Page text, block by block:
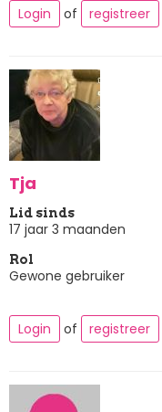
Login of registreer
Tja
Lid sinds
17 jaar 3 maanden
Rol
Gewone gebruiker
Login of registreer